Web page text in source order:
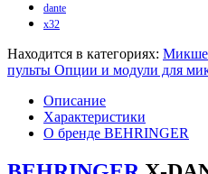
dante
x32
Находится в категориях:
пульты Опции и модули для
Описание
Характеристики
О бренде BEHRINGER